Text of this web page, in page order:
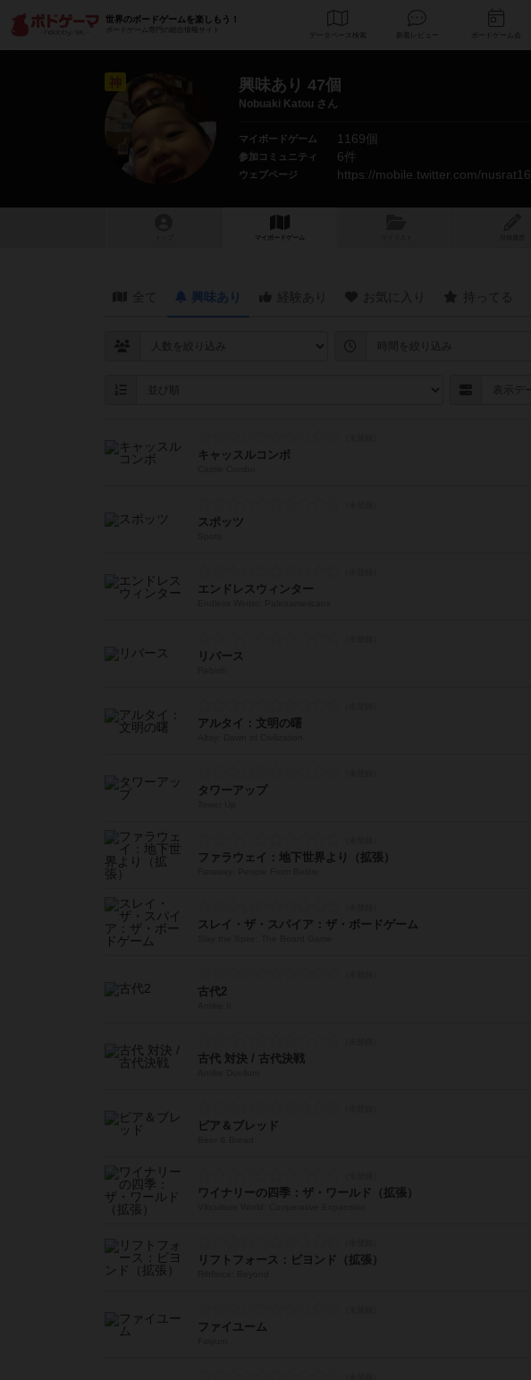
世界のボードゲームを楽しもう！
ボードゲーム専門の総合情報サイト
データベース
神 興味あり 47個
Nobuaki Katou さん
マイボードゲーム 1169個
参加コミュニティ 6件
ウェブページ https://mobile.twitter.com/nusrat16
マイボードゲーム
興味あり
キャッスルコンボ
スポッツ
エンドレスウィンター
リバース
アルタイ：文明の曙
タワーアップ
ファラウェイ：地下世界より（拡張）
スレイ・ザ・スパイア：ザ・ボードゲーム
古代2
古代 対決 / 古代決戦
ビア＆ブレッド
ワイナリーの四季：ザ・ワールド（拡張）
リフトフォース：ビヨンド（拡張）
ファイユーム